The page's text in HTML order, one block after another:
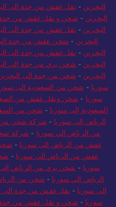
البحرين - نقل عفش من جدة الى
البحرين - شحن و نقل عفش من جدة
البحرين - نقل عفش من جدة الى
البحرين - شحن عفش من جدة الي
البحرين - نقل عفش من جدة الى
البحرين - شحن بري من جدة إلى
البحرين - شحن من جدة الى
سوريا - شحن من السعودية الى
سوريا - شحن ونقل عفش من
السعودية إلى سوريا - شحن من
الرياض الى سوريا - شركة شحن من
من الرياض الي سوريا - شركة
عفش من الرياض الى سوريا -
عفش من الرياض الي سوريا -
سوريا - شحن بري من الرياض
الرياض الي سوريا - شحن من
الى سوريا - نقل عفش من جدة الى
سوريا - شحن و نقل عفش من جدة